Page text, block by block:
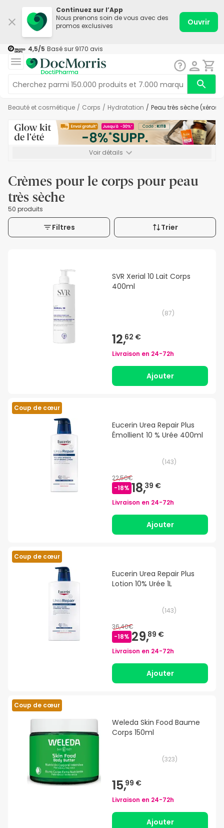
Continuez sur l’App
Nous prenons soin de vous avec des
promos exclusives
Ouvrir
4,5/5 Basé sur 9170 avis
Beauté et cosmétique / Corps / Hydratation / Peau très sèche (xérose)
Voir détails
Crèmes pour le corps pour peau
très sèche
50 produits
Filtres Trier
SVR Xerial 10 Lait Corps
400ml
(87)
12,62 €
Livraison en 24-72h
Ajouter
Coup de cœur
Eucerin Urea Repair Plus
Émollient 10 % Urée 400ml
(143)
22,50€
-18% 18,39 €
Livraison en 24-72h
Ajouter
Coup de cœur
Eucerin Urea Repair Plus
Lotion 10% Urée 1L
(143)
36,40€
-18% 29,89 €
Livraison en 24-72h
Ajouter
Coup de cœur
Weleda Skin Food Baume
Corps 150ml
(323)
15,99 €
Livraison en 24-72h
Ajouter